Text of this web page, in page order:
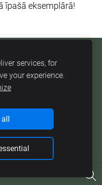
īpašā eksemplārā!
ATGRIEŠANA
SĪKDATNES
no Stops.lv
services, for
your experience.
all